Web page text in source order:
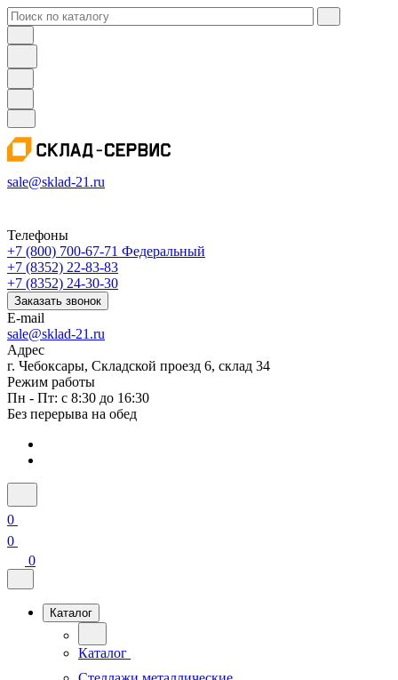
sale@sklad-21.ru
Телефоны
+7 (800) 700-67-71 Федеральный
+7 (8352) 22-83-83
+7 (8352) 24-30-30
Заказать звонок
E-mail
sale@sklad-21.ru
Адрес
г. Чебоксары, Складской проезд 6, склад 34
Режим работы
Пн - Пт: с 8:30 до 16:30
Без перерыва на обед
0
0
0
Каталог
Каталог